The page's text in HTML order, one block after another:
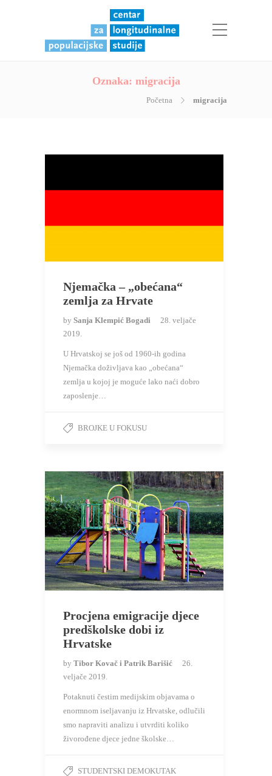
Oznaka: migracija
Početna migracija
Njemačka – „obećana“
zemlja za Hrvate
by Sanja Klempić Bogadi
28. veljače
2019.
U Hrvatskoj se još od 1960-ih godina
Njemačka doživljava kao „obećana“
zemlja u kojoj je moguće lako naći dobro
zaposlenje…
BROJKE U FOKUSU
Procjena emigracije djece
predškolske dobi iz
Hrvatske
by Tibor Kovač i Patrik Barišić
26.
veljače 2019.
Potaknuti čestim medijskim objavama o
enormnom iseljavanju iz Hrvatske, odlučili
smo napraviti analizu i utvrditi koliko
živorođene djece jedne školske…
STUDENTSKI DEMOKUTAK